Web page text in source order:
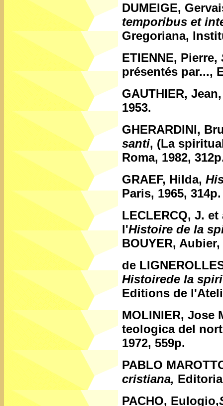
DUMEIGE,
temporibus et
Gregoriana,
ETIENNE, Pierre,
présentés par...,
GAUTHIER,
1953.
GHERARDINI,
santi, (La
Roma, 1982,
GRAEF, Hilda,
Paris, 1965, 314p.
LECLERCQ, J.
l'Histoire de la
BOUYER,
de
Histoirede la
Editions de
MOLINIER, Jose
teologica del
1972, 559p.
PABLO
cristiana,
PACHO, Eulogio,